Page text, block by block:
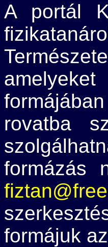
A portál
rovatba
formázás
formájuk